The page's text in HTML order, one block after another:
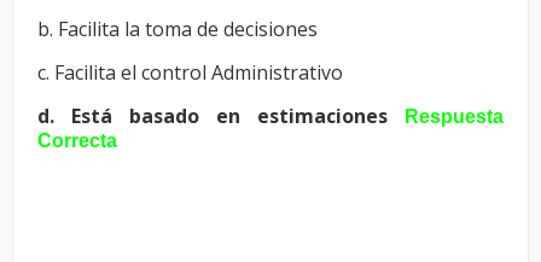
b. Facilita la toma de decisiones
c. Facilita el control Administrativo
d. Está basado en estimaciones
Respuesta
Correcta